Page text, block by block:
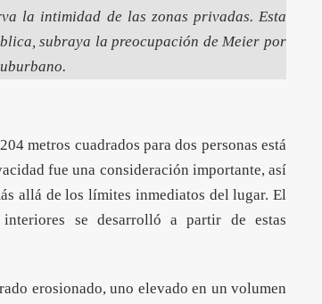
la intimidad de las zonas privadas. Esta
subraya la preocupación de Meier por
metros cuadrados para dos personas está
fue una consideración importante, así
allá de los límites inmediatos del lugar. El
se desarrolló a partir de estas
erosionado, uno elevado en un volumen